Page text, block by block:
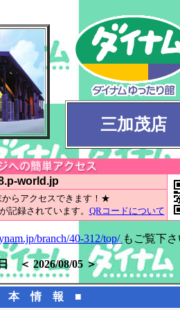
三加茂店
world.jp
らアクセスできます！★
記録されています。 QRコードについて
branch/40-312/top/ もご覧下
＜ 2026/08/05 ＞
本 情 報 ■